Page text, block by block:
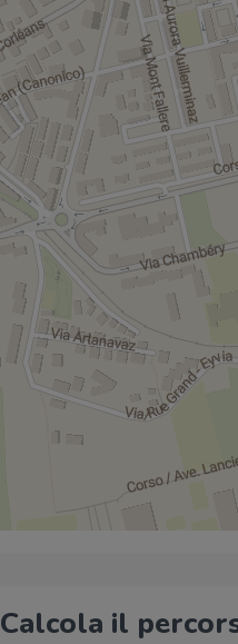
Calcola il